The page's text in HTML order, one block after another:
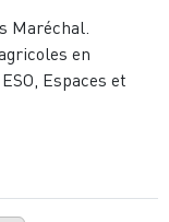
Maréchal.
en
Espaces et